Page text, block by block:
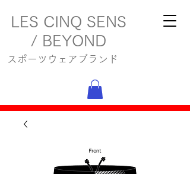
LES CINQ SENS
/ BEYOND
スポーツウェアブランド